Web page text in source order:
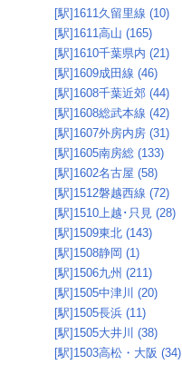
[駅]1611久留里線 (10)
[駅]1611高山 (165)
[駅]1610千葉県内 (21)
[駅]1609成田線 (46)
[駅]1608千葉近郊 (44)
[駅]1608総武本線 (42)
[駅]1607外房内房 (31)
[駅]1605南房総 (133)
[駅]1602名古屋 (58)
[駅]1512磐越西線 (72)
[駅]1510上越･只見 (28)
[駅]1509東北 (143)
[駅]1508静岡 (1)
[駅]1506九州 (211)
[駅]1505中津川 (20)
[駅]1505長浜 (11)
[駅]1505大井川 (38)
[駅]1503高松・大阪 (34)